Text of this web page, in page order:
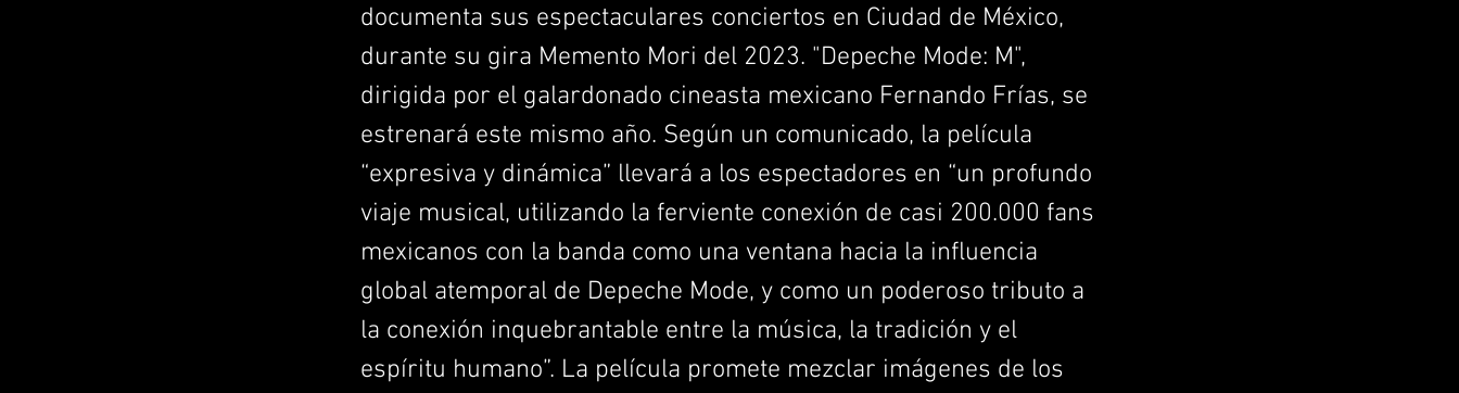
documenta sus espectaculares conciertos en Ciudad de México,
durante su gira Memento Mori del 2023. "Depeche Mode: M",
dirigida por el galardonado cineasta mexicano Fernando Frías, se
estrenará este mismo año. Según un comunicado, la película
“expresiva y dinámica” llevará a los espectadores en “un profundo
viaje musical, utilizando la ferviente conexión de casi 200.000 fans
mexicanos con la banda como una ventana hacia la influencia
global atemporal de Depeche Mode, y como un poderoso tributo a
la conexión inquebrantable entre la música, la tradición y el
espíritu humano”. La película promete mezclar imágenes de los